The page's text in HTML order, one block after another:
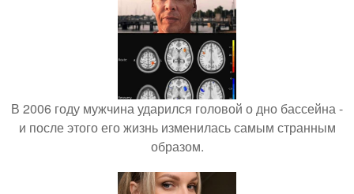
В 2006 году мужчина ударился головой о дно бассейна -
и после этого его жизнь изменилась самым странным
образом.